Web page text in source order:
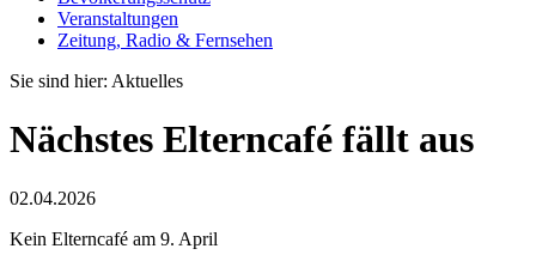
Veranstaltungen
Zeitung, Radio & Fernsehen
Sie sind hier: Aktuelles
Nächstes Elterncafé fällt aus
02.04.2026
Kein Elterncafé am 9. April